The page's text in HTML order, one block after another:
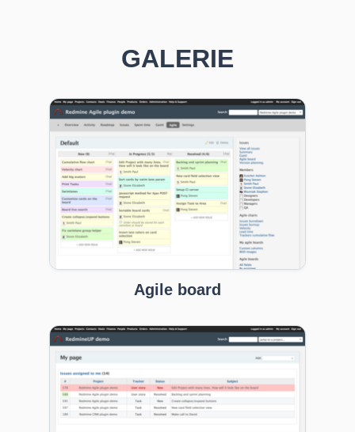
GALERIE
Agile board